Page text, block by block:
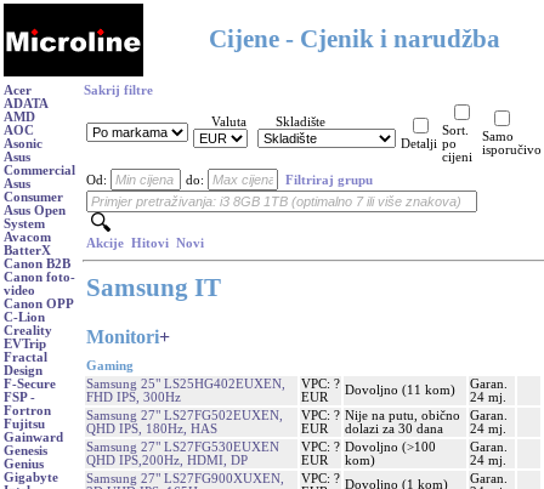
Cijene - Cjenik i narudžba
Acer
ADATA
AMD
AOC
Asonic
Asus
Commercial
Asus
Consumer
Asus Open
System
Avacom
BatterX
Canon B2B
Canon foto-
video
Canon OPP
C-Lion
Creality
EVTrip
Fractal
Design
F-Secure
FSP -
Fortron
Fujitsu
Gainward
Genesis
Genius
Gigabyte
Sakrij filtre
Valuta
Skladište
Detalji
Sort.
po
cijeni
Samo
isporučivo
Od: do: Filtriraj grupu
Akcije Hitovi Novi
Samsung IT
Monitori+
Gaming
Samsung 25" LS25HG402EUXEN,
FHD IPS, 300Hz
VPC: ?
EUR
Dovoljno (11 kom)
Garan.
24 mj.
Samsung 27" LS27FG502EUXEN,
QHD IPS, 180Hz, HAS
VPC: ?
EUR
Nije na putu, obično
dolazi za 30 dana
Garan.
24 mj.
Samsung 27" LS27FG530EUXEN
QHD IPS,200Hz, HDMI, DP
VPC: ?
EUR
Dovoljno (>100
kom)
Garan.
24 mj.
Samsung 27" LS27FG900XUXEN,
VPC: ? Dovoljno (1 kom)
Garan.